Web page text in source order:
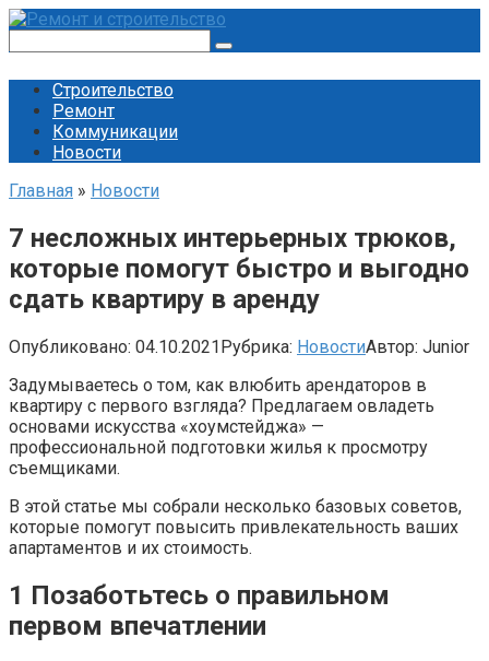
Перейти
контенту
Строительство
Ремонт
Коммуникации
Новости
Главная » Новости
7 несложных интерьерных трюков,
которые помогут быстро и выгодно
сдать квартиру в аренду
Опубликовано: 04.10.2021Рубрика: НовостиАвтор: Junior
Задумываетесь о том, как влюбить арендаторов в
квартиру с первого взгляда? Предлагаем овладеть
основами искусства «хоумстейджа» —
профессиональной подготовки жилья к просмотру
съемщиками.
В этой статье мы собрали несколько базовых советов,
которые помогут повысить привлекательность ваших
апартаментов и их стоимость.
1 Позаботьтесь о правильном
первом впечатлении